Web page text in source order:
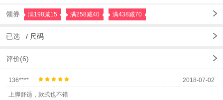
领券 满198减15 满258减40 满438减70
已选 / 尺码
评价(6)
136**** 2018-07-02
上脚舒适，款式也不错